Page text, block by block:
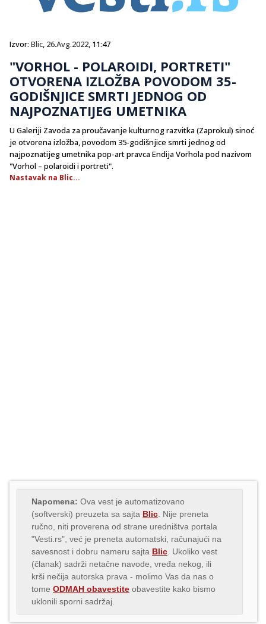
Izvor: Blic, 26.Avg.2022, 11:47
"VORHOL - POLAROIDI, PORTRETI"
OTVORENA IZLOŽBA POVODOM 35-
GODIŠNJICE SMRTI JEDNOG OD
NAJPOZNATIJEG UMETNIKA
U Galeriji Zavoda za proučavanje kulturnog razvitka (Zaprokul) sinoć
je otvorena izložba, povodom 35-godišnjice smrti jednog od
najpoznatijeg umetnika pop-art pravca Endija Vorhola pod nazivom
"Vorhol – polaroidi i portreti".
Nastavak na Blic...
Napomena: Ova vest je automatizovano
(softverski) preuzeta sa sajta Blic . Nije preneta
ručno, niti proverena od strane uredništva portala
"Vesti.rs", već je preneta automatski, računajući na
savesnost i dobru nameru sajta Blic . Ukoliko vest
(članak) sadrži netačne navode, vređa nekog, ili
krši nečija autorska prava - molimo Vas da nas o
tome ODMAH obavestite obavestite kako bismo
uklonili sporni sadržaj.